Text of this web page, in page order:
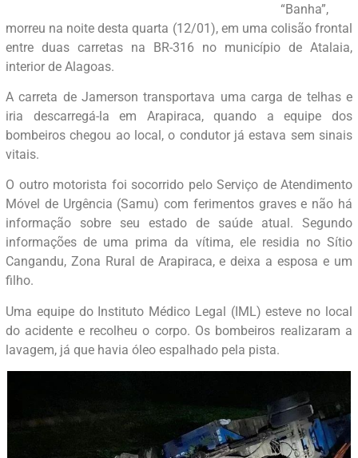
“Banha”,
morreu na noite desta quarta (12/01), em uma colisão frontal
entre duas carretas na BR-316 no município de Atalaia,
interior de Alagoas.
A carreta de Jamerson transportava uma carga de telhas e
iria descarregá-la em Arapiraca, quando a equipe dos
bombeiros chegou ao local, o condutor já estava sem sinais
vitais.
O outro motorista foi socorrido pelo Serviço de Atendimento
Móvel de Urgência (Samu) com ferimentos graves e não há
informação sobre seu estado de saúde atual. Segundo
informações de uma prima da vítima, ele residia no Sítio
Cangandu, Zona Rural de Arapiraca, e deixa a esposa e um
filho.
Uma equipe do Instituto Médico Legal (IML) esteve no local
do acidente e recolheu o corpo. Os bombeiros realizaram a
lavagem, já que havia óleo espalhado pela pista.